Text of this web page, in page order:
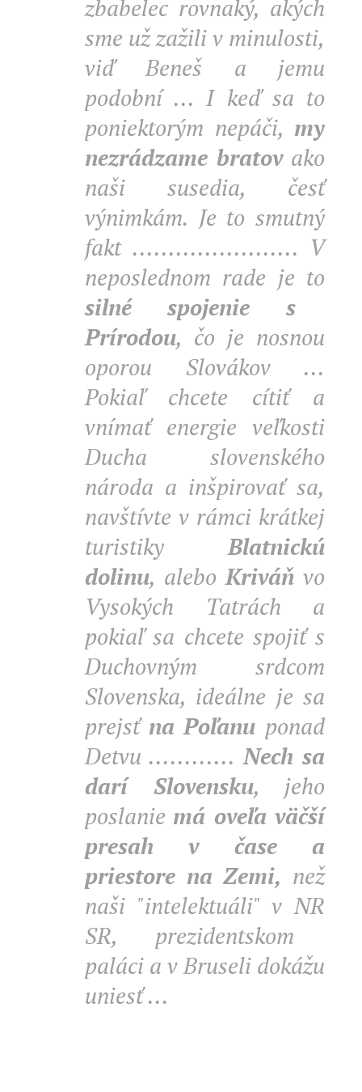
zbabelec rovnaký, akých
sme už zažili v minulosti,
viď Beneš a jemu
podobní ... I keď sa to
poniektorým nepáči, my
nezrádzame bratov ako
naši susedia, česť
výnimkám. Je to smutný
fakt ....................... V
neposlednom rade je to
silné spojenie s
Prírodou, čo je nosnou
oporou Slovákov ...
Pokiaľ chcete cítiť a
vnímať energie veľkosti
Ducha slovenského
národa a inšpirovať sa,
navštívte v rámci krátkej
turistikyBlatnickú
dolinu, aleboKriváň vo
Vysokých Tatrách a
pokiaľ sa chcete spojiť s
Duchovným srdcom
Slovenska, ideálne je sa
prejsť na Poľanu ponad
Detvu ............ Nech sa
darí Slovensku, jeho
poslanie má oveľa väčší
presah v čase a
priestore na Zemi, než
naši "intelektuáli" v NR
SR,
prezidentskom
paláci a v Bruseli dokážu
uniesť ...